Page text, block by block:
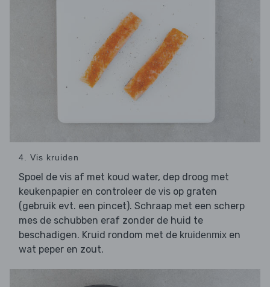
4. Vis kruiden
Spoel de vis af met koud water, dep droog met
keukenpapier en controleer de vis op graten
(gebruik evt. een pincet). Schraap met een scherp
mes de schubben eraf zonder de huid te
beschadigen. Kruid rondom met de kruidenmix en
wat peper en zout.